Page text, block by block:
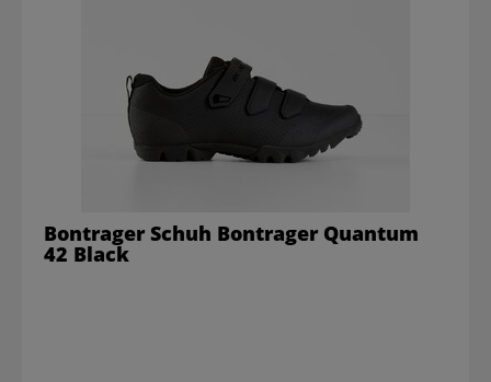
Bontrager Schuh Bontrager Quantum
42 Black